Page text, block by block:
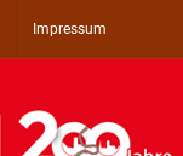
Impressum